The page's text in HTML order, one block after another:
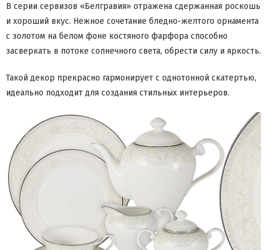
В серии сервизов «Белгравия» отражена сдержанная роскошь
и хороший вкус. Нежное сочетание бледно-желтого орнамента
с золотом на белом фоне костяного фарфора способно
засверкать в потоке солнечного света, обрести силу и яркость.
Такой декор прекрасно гармонирует с однотонной скатертью,
идеально подходит для создания стильных интерьеров.